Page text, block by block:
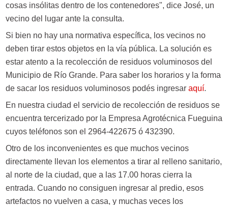
cosas insólitas dentro de los contenedores", dice José, un
vecino del lugar ante la consulta.
Si bien no hay una normativa específica, los vecinos no
deben tirar estos objetos en la vía pública. La solución es
estar atento a la recolección de residuos voluminosos del
Municipio de Río Grande. Para saber los horarios y la forma
de sacar los residuos voluminosos podés ingresar aquí.
En nuestra ciudad el servicio de recolección de residuos se
encuentra tercerizado por la Empresa Agrotécnica Fueguina
cuyos teléfonos son el 2964-422675 ó 432390.
Otro de los inconvenientes es que muchos vecinos
directamente llevan los elementos a tirar al relleno sanitario,
al norte de la ciudad, que a las 17.00 horas cierra la
entrada. Cuando no consiguen ingresar al predio, esos
artefactos no vuelven a casa, y muchas veces los